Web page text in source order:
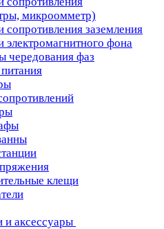
микроомметр)
сопротивления заземления
электромагнитного фона
чередования фаз
клещи
аксессуары